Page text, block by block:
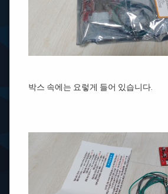
박스 속에는 요렇게 들어 있습니다.